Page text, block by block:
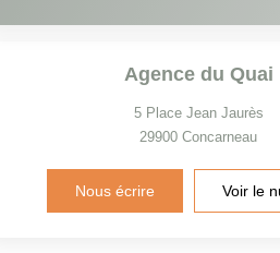
Agence du Quai
5 Place Jean Jaurès
29900Concarneau
Nous écrire Voir le